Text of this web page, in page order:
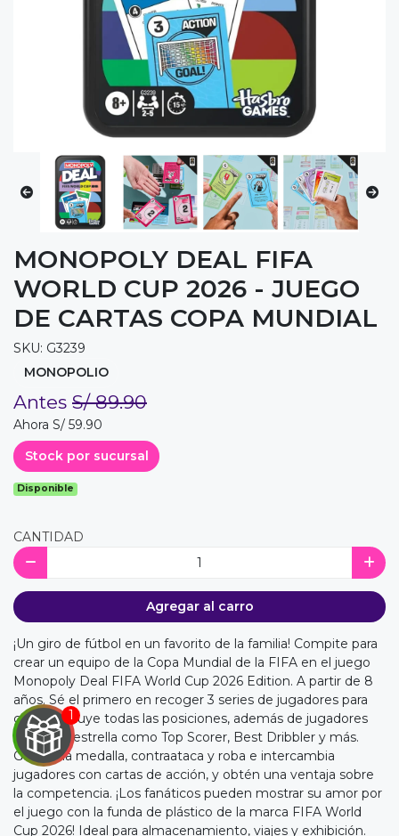
MONOPOLY DEAL FIFA
WORLD CUP 2026 - JUEGO
DE CARTAS COPA MUNDIAL
SKU: G3239
MONOPOLIO
Antes S/ 89.90
Ahora S/ 59.90
Stock por sucursal
Disponible
CANTIDAD
Agregar al carro
¡Un giro de fútbol en un favorito de la familia! Compite para
crear un equipo de la Copa Mundial de la FIFA en el juego
Monopoly Deal FIFA World Cup 2026 Edition. A partir de 8
años. Sé el primero en recoger 3 series de jugadores para
ganar. Incluye todas las posiciones, además de jugadores
de fútbol estrella como Top Scorer, Best Dribbler y más.
Gana una medalla, contraataca y roba e intercambia
jugadores con cartas de acción, y obtén una ventaja sobre
la competencia. ¡Los fanáticos pueden mostrar su amor por
el juego con la funda de plástico de la marca FIFA World
Cup 2026! Ideal para almacenamiento, viajes y exhibición.